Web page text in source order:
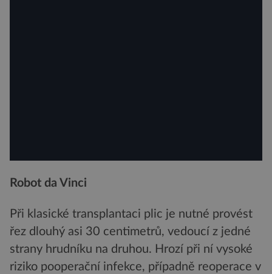
Robot da Vinci
Při klasické transplantaci plic je nutné provést
řez dlouhý asi 30 centimetrů, vedoucí z jedné
strany hrudníku na druhou. Hrozí při ní vysoké
riziko pooperační infekce, případně reoperace v